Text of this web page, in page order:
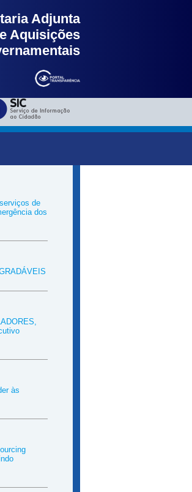
Adjunta
Aquisições
de
dos
às